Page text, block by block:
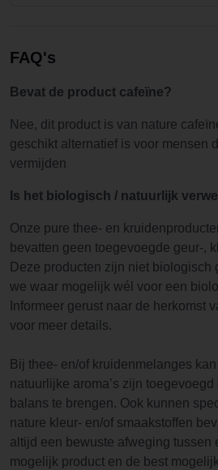
FAQ's
Bevat de product cafeïne?
Nee, dit product is van nature
geschikt alternatief is voor mensen
vermijden
Is het biologisch / natuurlijk
Onze pure thee- en
bevatten geen toegevoegde geur-,
Deze producten zijn niet biologisch
we waar mogelijk wél voor een
Informeer gerust naar de herkomst
voor meer details.
Bij thee- en/of kruidenmelanges
natuurlijke aroma’s zijn
balans te brengen. Ook kunnen
nature kleur- en/of smaakstoffen
altijd een bewuste afweging tussen
mogelijk product en de best